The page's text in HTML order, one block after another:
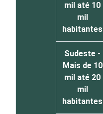
mil até 10
mil
habitantes
Sudeste -
Mais de 10
mil até 20
mil
habitantes